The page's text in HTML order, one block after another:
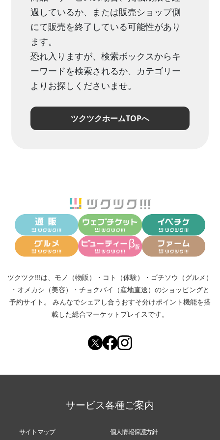
過しているか、または販売ショップ側
にて販売を終了している可能性があり
ます。
恐れ入りますが、検索ボックスからキ
ーワードを検索されるか、カテゴリー
よりお探しくださいませ。
ツクツクホームTOPへ
ツクツク!!!は、 モノ（物販） ・ コト（体験） ・ ゴチソウ（グルメ）
・ オメカシ（美容） ・ チョクバイ（産地直送） のショッピングと
予約サイト。
みんなでシェアし合う おすそ分けポイント機能を搭
載した総合マーケットプレイスです。
サービス各種ご案内
サイトマップ 個人情報保護方針